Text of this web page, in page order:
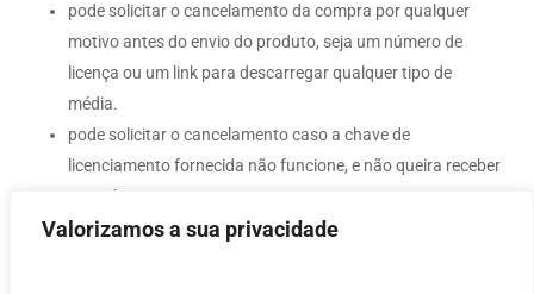
Valorizamos a sua privacidade
pode solicitar o cancelamento da compra por qualquer
motivo antes do envio do produto, seja um número de
licença ou um link para descarregar qualquer tipo de
média.
pode solicitar o cancelamento caso a chave de
licenciamento fornecida não funcione, e não queira receber
uma chave em troca.